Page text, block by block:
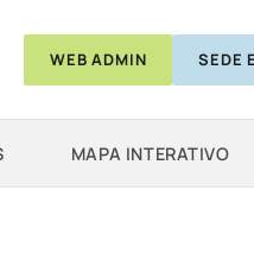
WEB ADMIN SEDE
MAPA INTERATIVO